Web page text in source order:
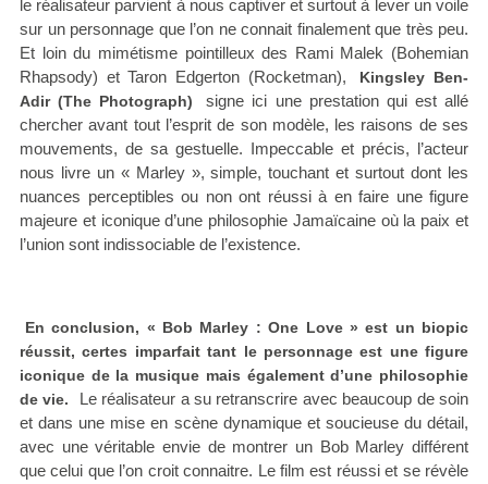
le réalisateur parvient à nous captiver et surtout à lever un voile
sur un personnage que l’on ne connait finalement que très peu.
Et loin du mimétisme pointilleux des Rami Malek (Bohemian
Rhapsody) et Taron Edgerton (Rocketman),
Kingsley Ben-
Adir (The Photograph)
signe ici une prestation qui est allé
chercher avant tout l’esprit de son modèle, les raisons de ses
mouvements, de sa gestuelle. Impeccable et précis, l’acteur
nous livre un « Marley », simple, touchant et surtout dont les
nuances perceptibles ou non ont réussi à en faire une figure
majeure et iconique d’une philosophie Jamaïcaine où la paix et
l’union sont indissociable de l’existence.
En conclusion, « Bob Marley : One Love » est un biopic
réussit, certes imparfait tant le personnage est une figure
iconique de la musique mais également d’une philosophie
de vie.
Le réalisateur a su retranscrire avec beaucoup de soin
et dans une mise en scène dynamique et soucieuse du détail,
avec une véritable envie de montrer un Bob Marley différent
que celui que l’on croit connaitre. Le film est réussi et se révèle